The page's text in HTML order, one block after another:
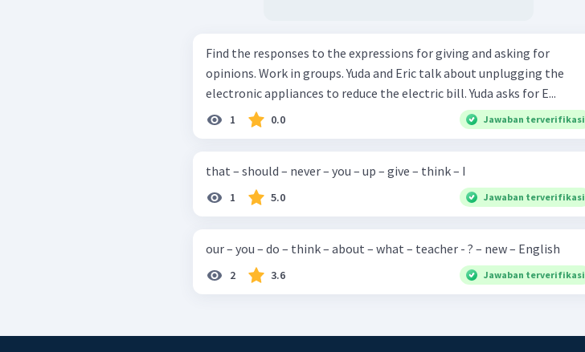
Find the responses to the expressions for giving and asking for
opinions. Work in groups. Yuda and Eric talk about unplugging the
electronic appliances to reduce the electric bill. Yuda asks for E...
1 0.0 Jawaban terverifikasi
that – should – never – you – up – give – think – I
1 5.0 Jawaban terverifikasi
our – you – do – think – about – what – teacher - ? – new – English
2 3.6 Jawaban terverifikasi